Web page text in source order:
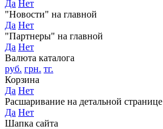
Да Нет
"Новости" на главной
Да Нет
"Партнеры" на главной
Да Нет
Валюта каталога
руб. грн. тг.
Корзина
Да Нет
Расшаривание на детальной странице
Да Нет
Шапка сайта